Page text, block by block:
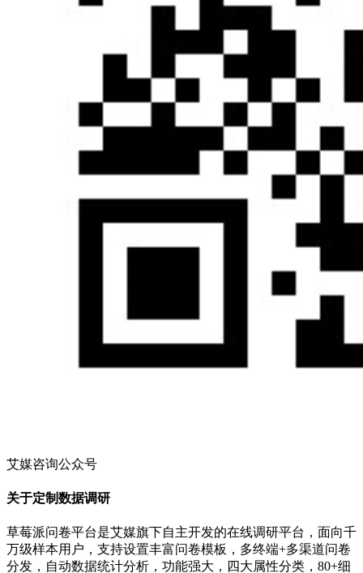
艾媒咨询公众号
关于定制数据调研
草莓派问卷平台是艾媒旗下自主开发的在线调研平台，面向千
万级样本用户，支持设置丰富问卷模板，多终端+多渠道问卷
分发，自动数据统计分析，功能强大，四大属性分类，80+细